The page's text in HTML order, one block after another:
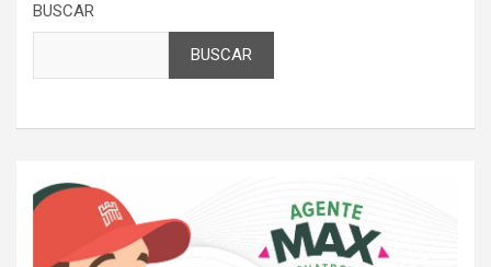
BUSCAR
BUSCAR